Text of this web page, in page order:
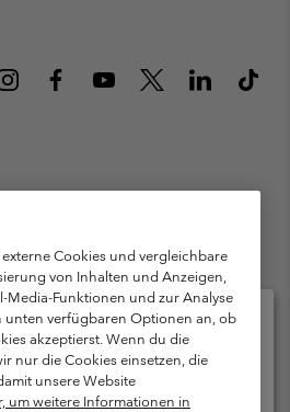
vorbehalten.
Verkaufsbedingungen
Garantie
des Mitglieder Programms
Inhalte
Cookies und vergleichbare
von Inhalten und Anzeigen,
Media-Funktionen und zur Analyse
unten verfügbaren Optionen an, ob
akzeptierst. Wenn du die
nur die Cookies einsetzen, die
unsere Website
um weitere Informationen in
Lieferland und Ihre Sprache
Einkauf verfügbar